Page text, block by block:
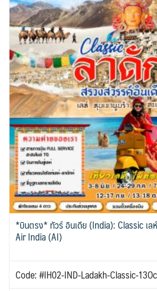
*บินตรง* ทัวร์ อินเดีย (India): Classic เ
Air India (AI)
Code: #IH02-IND-Ladakh-Classic-